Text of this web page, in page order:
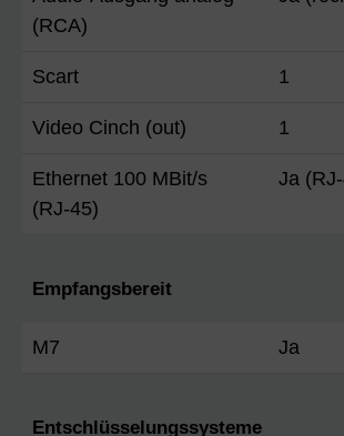
(RCA)
Scart 1
Video Cinch (out) 1
Ethernet 100 MBit/s
(RJ-45)
Ja
Empfangsbereit
M7 Ja
Entschlüsselungssysteme